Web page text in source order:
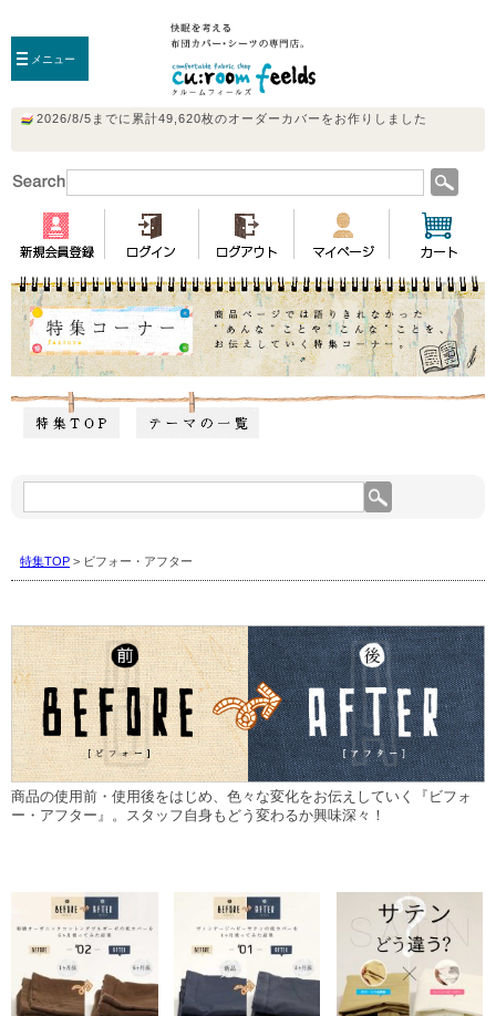
集
ナ
ー
検
索:
特集TOP > ビフォー・アフター
商品の使用前・使用後をはじめ、色々な変化をお伝えしていく『ビフォ
ー・アフター』。スタッフ自身もどう変わるか興味深々！
メニュー